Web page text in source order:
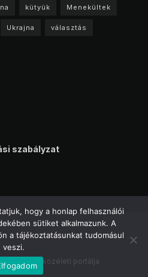
kütyük Menekültek
Ukrajna választás
szabályzat
online közéleti portálja
hogy a honlap felhasználói
sütiket alkalmazunk. A
a tájékoztatásunkat tudomásul
veszi.